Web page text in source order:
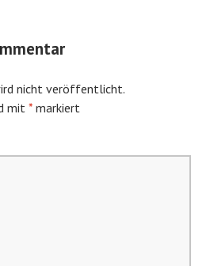
nicht veröffentlicht.
mit * markiert